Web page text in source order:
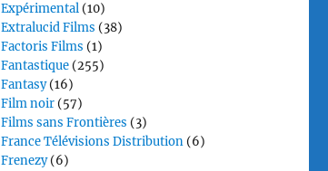
Expérimental (10)
Extralucid Films (38)
Factoris Films (1)
Fantastique (255)
Fantasy(16)
Film noir (57)
Films sans Frontières (3)
France Télévisions Distribution (6)
Frenezy(6)